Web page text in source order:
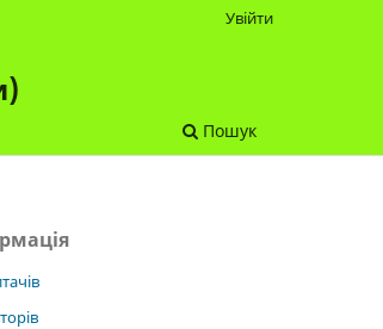
Пошук
Увійти